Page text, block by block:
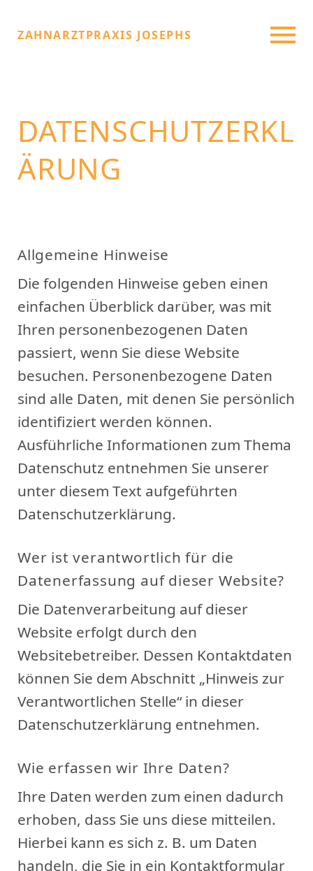
ZAHNARZTPRAXIS JOSEPHS
DATENSCHUTZERKL
ÄRUNG
Allgemeine Hinweise
Die folgenden Hinweise geben einen
einfachen Überblick darüber, was mit
Ihren personenbezogenen Daten
passiert, wenn Sie diese Website
besuchen. Personenbezogene Daten
sind alle Daten, mit denen Sie persönlich
identifiziert werden können.
Ausführliche Informationen zum Thema
Datenschutz entnehmen Sie unserer
unter diesem Text aufgeführten
Datenschutzerklärung.
Wer ist verantwortlich für die
Datenerfassung auf dieser Website?
Die Datenverarbeitung auf dieser
Website erfolgt durch den
Websitebetreiber. Dessen Kontaktdaten
können Sie dem Abschnitt „Hinweis zur
Verantwortlichen Stelle“ in dieser
Datenschutzerklärung entnehmen.
Wie erfassen wir Ihre Daten?
Ihre Daten werden zum einen dadurch
erhoben, dass Sie uns diese mitteilen.
Hierbei kann es sich z. B. um Daten
handeln, die Sie in ein Kontaktformular